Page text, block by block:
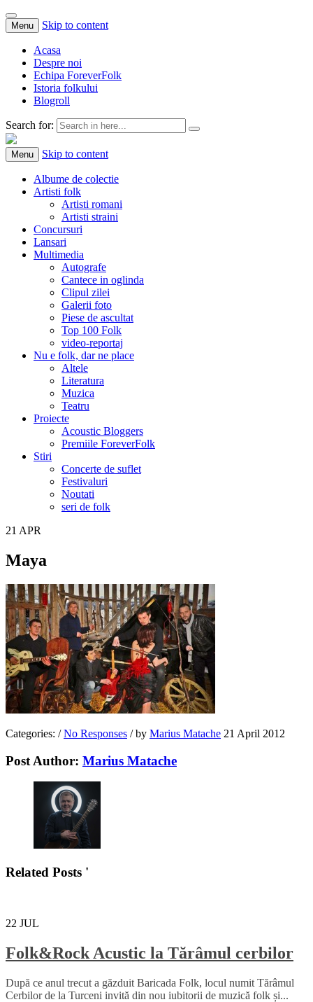
Menu Skip to content
Acasa
Despre noi
Echipa ForeverFolk
Istoria folkului
Blogroll
Search for:
ForeverFolk
Muzica sufletului tau
Menu Skip to content
Albume de colectie
Artisti folk
Artisti romani
Artisti straini
Concursuri
Lansari
Multimedia
Autografe
Cantece in oglinda
Clipul zilei
Galerii foto
Piese de ascultat
Top 100 Folk
video-reportaj
Nu e folk, dar ne place
Altele
Literatura
Muzica
Teatru
Proiecte
Acoustic Bloggers
Premiile ForeverFolk
Stiri
Concerte de suflet
Festivaluri
Noutati
seri de folk
21 APR
Maya
Categories: / No Responses /by Marius Matache 21 April 2012
Post Author: Marius Matache
Related Posts '
22 JUL
Folk&Rock Acustic la Tărâmul cerbilor
După ce anul trecut a găzduit Baricada Folk, locul numit Tărâmul
Cerbilor de la Turceni invită din nou iubitorii de muzică folk și...